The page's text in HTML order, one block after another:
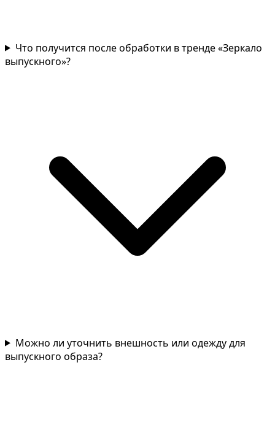
Что получится после обработки в тренде «Зеркало
выпускного»?
Можно ли уточнить внешность или одежду для
выпускного образа?